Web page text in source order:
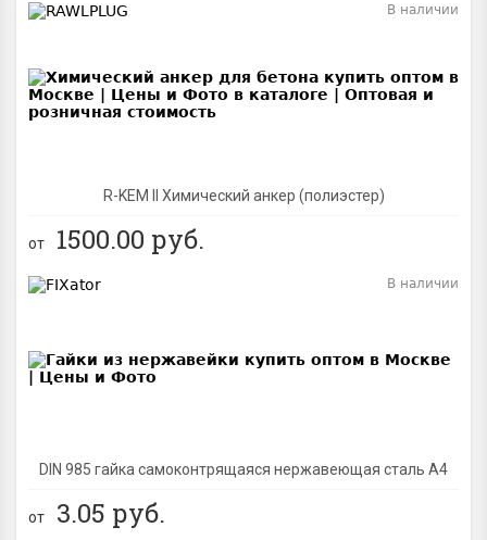
R-KEM II Химический анкер (полиэстер)
В наличии
от 1500.00 руб.
DIN 985 гайка самоконтрящаяся нержавеющая сталь A4
В наличии
от 3.05 руб.